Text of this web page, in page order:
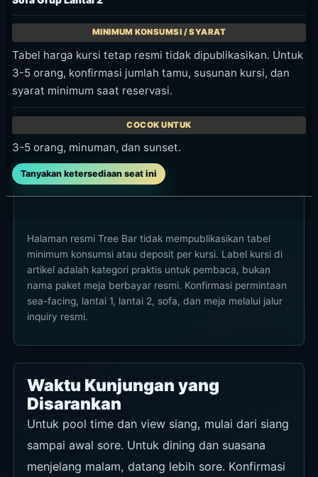
Tabel harga kursi tetap resmi tidak dipublikasikan. Untuk
3-5 orang, konfirmasi jumlah tamu, susunan kursi, dan
syarat minimum saat reservasi.
3-5 orang, minuman, dan sunset.
Tanyakan ketersediaan seat ini
Halaman resmi Tree Bar tidak mempublikasikan tabel
minimum konsumsi atau deposit per kursi. Label kursi di
artikel adalah kategori praktis untuk pembaca, bukan
nama paket meja berbayar resmi. Konfirmasi permintaan
sea-facing, lantai 1, lantai 2, sofa, dan meja melalui jalur
inquiry resmi.
Waktu Kunjungan yang
Disarankan
Untuk pool time dan view siang, mulai dari siang
sampai awal sore. Untuk dining dan suasana
menjelang malam, datang lebih sore. Konfirmasi